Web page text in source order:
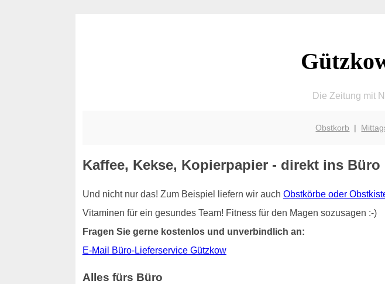
Die Zeitung mit
Obstkorb |
Kaffee, Kekse, Kopierpapier - direkt ins
Und nicht nur das! Zum Beispiel liefern wir auch Obstkörbe oder
Vitaminen für ein gesundes Team! Fitness für den Magen sozusagen :-)
Fragen Sie gerne kostenlos und unverbindlich an:
E-Mail Büro-Lieferservice Gützkow
Alles fürs Büro